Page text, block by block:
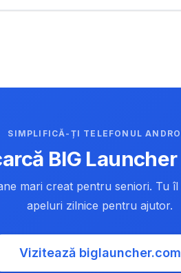
SIMPLIFICĂ-ȚI TELEFONUL
BIG
mari creat pentru seniori. Tu
apeluri zilnice pentru ajutor.
Vizitează biglauncher.com
(opens in